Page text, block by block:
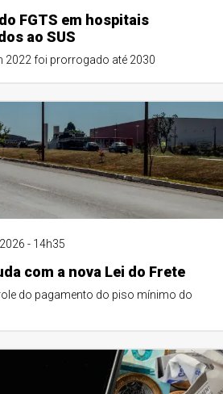
FGTS em hospitais
ao SUS
2022 foi prorrogado até 2030
- 14h35
com a nova Lei do Frete
do pagamento do piso mínimo do